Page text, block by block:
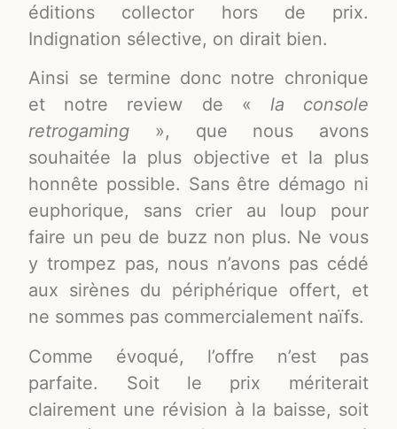
éditions collector hors de prix.
Indignation sélective, on dirait bien.
Ainsi se termine donc notre chronique
et notre review de « la console
retrogaming », que nous avons
souhaitée la plus objective et la plus
honnête possible. Sans être démago ni
euphorique, sans crier au loup pour
faire un peu de buzz non plus. Ne vous
y trompez pas, nous n’avons pas cédé
aux sirènes du périphérique offert, et
ne sommes pas commercialement naïfs.
Comme évoqué, l’offre n’est pas
parfaite. Soit le prix mériterait
clairement une révision à la baisse, soit